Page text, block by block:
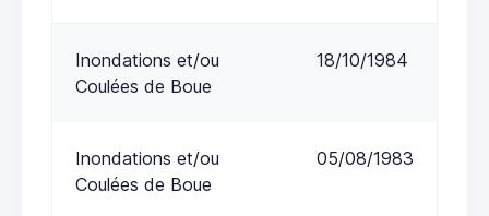
Inondations et/ou
Coulées de Boue
18/10/1984
Inondations et/ou
Coulées de Boue
05/08/1983